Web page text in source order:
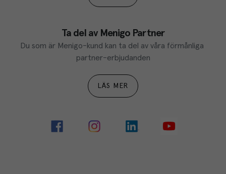
Ta del av Menigo Partner
Du som är Menigo-kund kan ta del av våra förmånliga
partner-erbjudanden
LÄS MER